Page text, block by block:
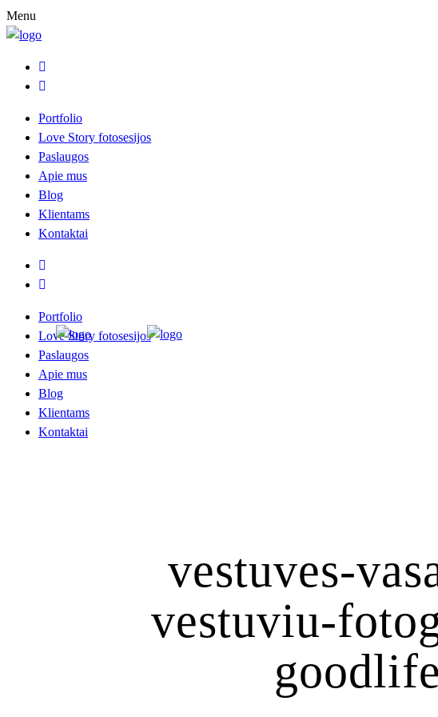
Menu
Portfolio
Love Story fotosesijos
Paslaugos
Apie mus
Blog
Klientams
Kontaktai
Portfolio
Love Story fotosesijos
Paslaugos
Apie mus
Blog
Klientams
Kontaktai
vestuves-
vestuviu-